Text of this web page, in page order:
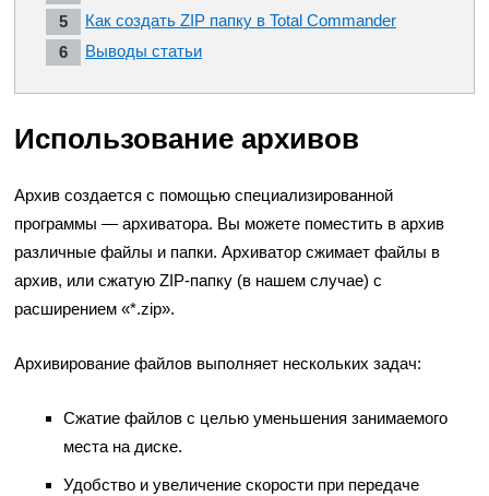
Как создать ZIP папку в Total Commander
Выводы статьи
Использование архивов
Архив создается с помощью специализированной
программы — архиватора. Вы можете поместить в архив
различные файлы и папки. Архиватор сжимает файлы в
архив, или сжатую ZIP-папку (в нашем случае) с
расширением «*.zip».
Архивирование файлов выполняет нескольких задач:
Сжатие файлов с целью уменьшения занимаемого
места на диске.
Удобство и увеличение скорости при передаче